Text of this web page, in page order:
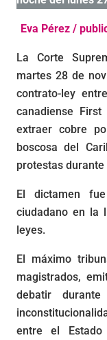
Eva Pérez /
La Corte
martes 28 de
contrato-ley
canadiense
extraer cobre
boscosa del
protestas
El dictamen
ciudadano en la
leyes.
El máximo
magistrados,
debatir
entre el